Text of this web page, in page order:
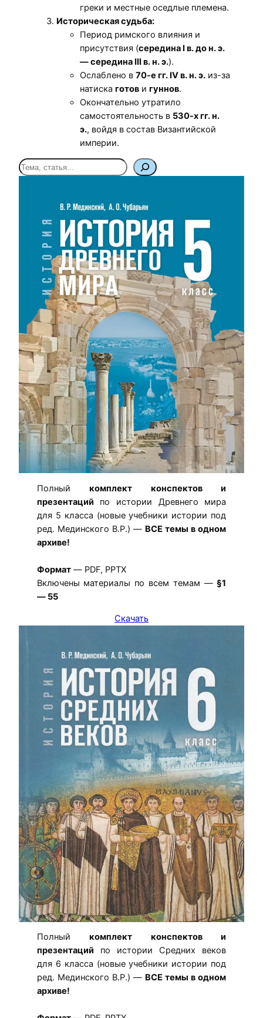
греки и местные оседлые племена.
Историческая судьба:
Период римского влияния и
присутствия (середина I в. до н. э.
— середина III в. н. э.).
Ослаблено в 70-е гг. IV в. н. э. из-за
натиска готов и гуннов.
Окончательно утратило
самостоятельность в 530-х гг. н.
э., войдя в состав Византийской
империи.
П
о
Полныйкомплект конспектов и
презентаций по истории Древнего мира
для 5 класса (новые учебники истории под
ред. Мединского В.Р.) — ВСЕ темы в одном
архиве!
Формат— PDF, PPTX
Включены материалы по всем темам —§1
— 55
Скачать
Полныйкомплект конспектов и
презентаций по истории Средних веков
для 6 класса (новые учебники истории под
ред. Мединского В.Р.) — ВСЕ темы в одном
архиве!